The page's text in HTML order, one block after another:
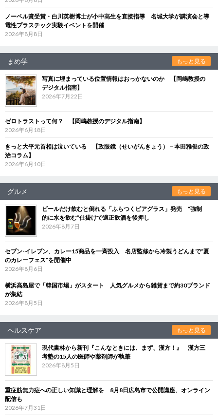
ノーベル賞受賞・白川英樹博士が小中高生を直接指導 名城大学が講演会と導
電性プラスチック実験イベントを開催
2026年8月8日
まめ学 もっと見る
写真に埋まっている位置情報はおっかないのか 【岡嶋教授の
デジタル指南】
2026年7月22日
ゼロトラストって何？ 【岡嶋教授のデジタル指南】
2026年6月18日
きっと大平元首相は泣いている 【政眼鏡（せいがんきょう）－本田雅俊の政
治コラム】
2026年6月10日
グルメ もっと見る
ビールだけ飲むと倒れる「ふらつくビアグラス」発売 “強制
的に水を飲む”仕掛けで適正飲酒を後押し
2026年8月7日
セブン‐イレブン、カレー15商品を一斉投入 名店監修から冷製うどんまで“夏
のカレーフェス”を開催中
2026年8月6日
横浜高島屋で「韓国市場」がスタート 人気グルメから雑貨まで約30ブランド
が集結
2026年8月5日
ヘルスケア もっと見る
現代書林から新刊『こんなときには、まず、漢方！』 漢方三
考塾の15人の医師や薬剤師が執筆
2026年8月5日
重症筋無力症への正しい知識と理解を 8月8日広島市で公開講座、オンライン
配信も
2026年7月31日